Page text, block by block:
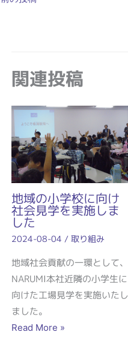
関連投稿
地域の小学校に向け
社会見学を実施しま
した
2024-08-04 / 取り組み
地域社会貢献の一環として、
NARUMI本社近隣の小学生に
向けた工場見学を実施いたし
ました。
Read More »